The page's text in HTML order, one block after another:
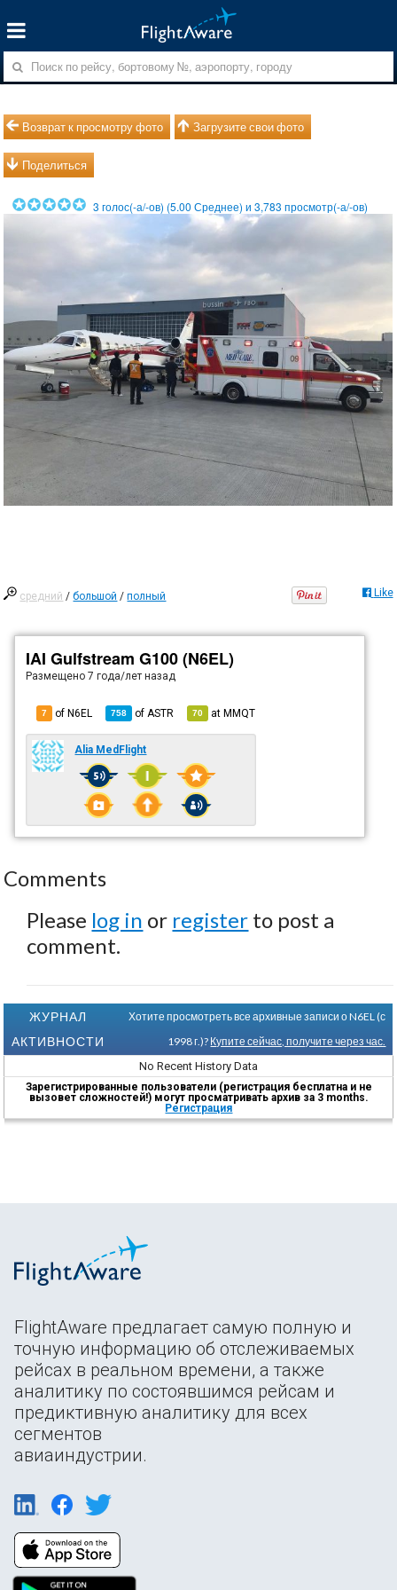
Возврат к просмотру фото Загрузите свои фото
Поделиться
3 голос(-а/-ов) (5.00 Среднее) и3,783 просмотр(-а/-ов)
средний /большой /полный Like
IAI Gulfstream G100 (N6EL)
Размещено7 года/лет назад
7 of N6EL 758 of ASTR 70 atMMQT
Alia MedFlight
Comments
Please log in or register to post a
comment.
ЖУРНАЛ
АКТИВНОСТИ
Хотите просмотреть все архивные записи о N6EL (с
1998 г.)? Купите сейчас, получите через час.
No Recent History Data
Зарегистрированные пользователи (регистрация бесплатна и не
вызовет сложностей!) могут просматривать архив за 3 months.
Регистрация
FlightAware предлагает самую полную и
точную информацию об отслеживаемых
рейсах в реальном времени, а также
аналитику по состоявшимся рейсам и
предиктивную аналитику для всех
сегментов
авиаиндустрии.